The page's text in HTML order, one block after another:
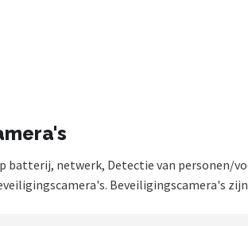
batterij, netwerk, Detectie van personen/
Beveiligingscamera's